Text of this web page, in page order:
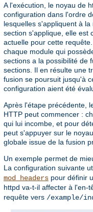
A l'exécution, le noyau de
configuration dans l'ordre
lesquelles s'appliquent à
section s'applique, elle est
actuelle pour cette
chaque module qui
sections a la possibilité de
sections. Il en résulte une
fusion se poursuit jusqu'à
configuration aient été
Après l'étape précédente,
HTTP peut commencer :
qui lui incombe, et pour
peut s'appuyer sur le
globale issue de la fusion
Un exemple permet de
La configuration suivante
mod_headers pour définir
httpd va-t-il affecter à l'en-
requête vers /example/